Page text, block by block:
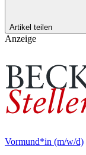
Artikel teilen
Anzeige
Vormund*in (m/w/d)